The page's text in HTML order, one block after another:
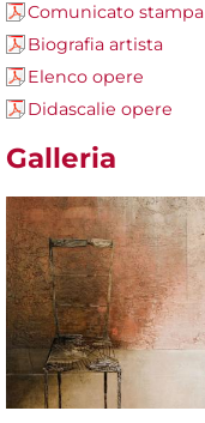
Comunicato stampa
Biografia artista
Elenco opere
Didascalie opere
Galleria